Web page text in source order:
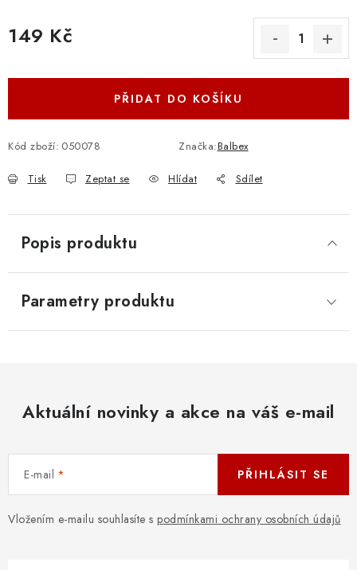
ODSTOUPENÍ OD SMLOUVY
ZÁSADY ZPRACOVÁNÍ OSOBNÍCH ÚDAJŮ
KONTAKTY O E-SHOPU
BLOG
OBCHODNÍ PODMÍNKY
ODSTOUPENÍ OD SMLOUVY
149 Kč
PŘIDAT DO KOŠÍKU
Kód zboží: 050078 Značka:Balbex
Tisk Zeptat se Hlídat Sdílet
Popis produktu
Parametry produktu
Aktuální novinky a akce na váš e-mail
E-mail
Vložením e-mailu souhlasíte s podmínkami ochrany osobních údajů
PŘIHLÁSIT SE